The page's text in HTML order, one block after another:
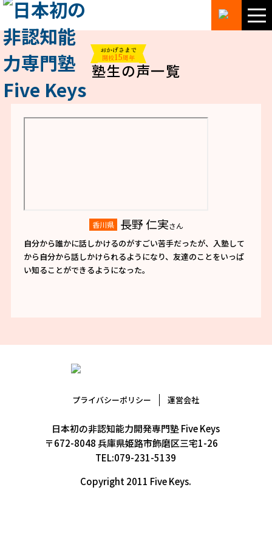
おかげさまで
開校15周年
塾生の声一覧
香川県 長野 仁実さん
自分から誰かに話しかけるのがすごい苦手だったが、入塾して
から自分から話しかけられるようになり、友達のことをいっぱ
い知ることができるようになった。
プライバシーポリシー 運営会社
日本初の非認知能力開発専門塾 Five Keys
〒672-8048 兵庫県姫路市飾磨区三宅1-26
TEL:079-231-5139
Copyright 2011 Five Keys.